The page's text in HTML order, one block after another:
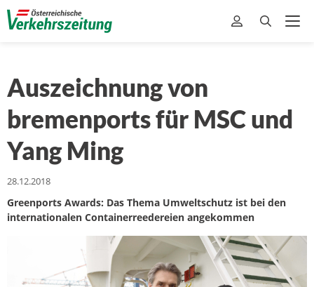
Auszeichnung von
bremenports für MSC und
Yang Ming
28.12.2018
Greenports Awards: Das Thema Umweltschutz ist bei den
internationalen Containerreedereien angekommen